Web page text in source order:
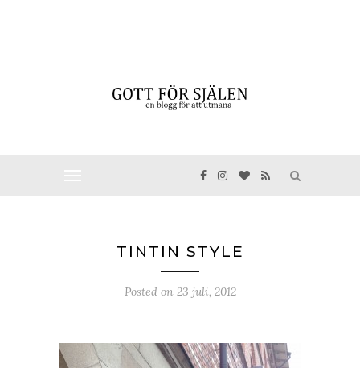
TINTIN STYLE
Posted on 23 juli, 2012